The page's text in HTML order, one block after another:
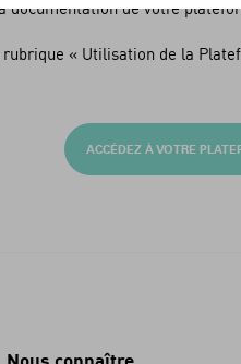
documentation de votre
« Utilisation de la
ACCÉDEZ À VOTRE